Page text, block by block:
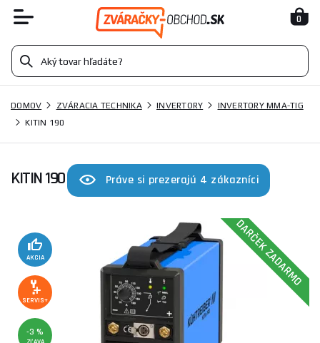
0
DOMOV ZVÁRACIA TECHNIKA INVERTORY
INVERTORY MMA-TIG
KITIN 190
KITIN 190 Práve si prezerajú 4 zákazníci
AKCIA
SERVIS+
-3 %
DARČEK ZADARMO